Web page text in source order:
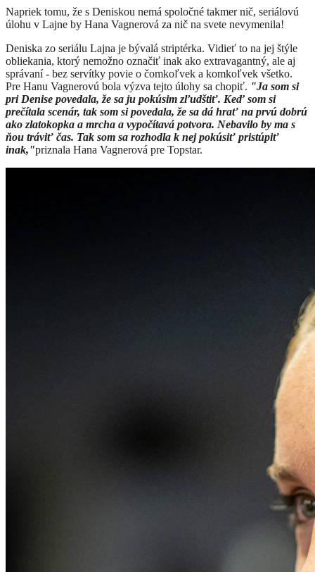
Napriek tomu, že s Deniskou nemá spoločné takmer nič, seriálovú
úlohu v Lajne by Hana Vagnerová za nič na svete nevymenila!
Deniska zo seriálu Lajna je bývalá striptérka. Vidieť to na jej štýle
obliekania, ktorý nemožno označiť inak ako extravagantný, ale aj
správaní - bez servítky povie o čomkoľvek a komkoľvek všetko.
Pre Hanu Vagnerovú bola výzva tejto úlohy sa chopiť. "Ja som si
pri Denise povedala, že sa ju pokúsim zľudštiť. Keď som si
prečítala scenár, tak som si povedala, že sa dá hrať na prvú dobrú
ako zlatokopka a mrcha a vypočítavá potvora. Nebavilo by ma s
ňou tráviť čas. Tak som sa rozhodla k nej pokúsiť pristúpiť
inak,"priznala Hana Vagnerová pre Topstar.